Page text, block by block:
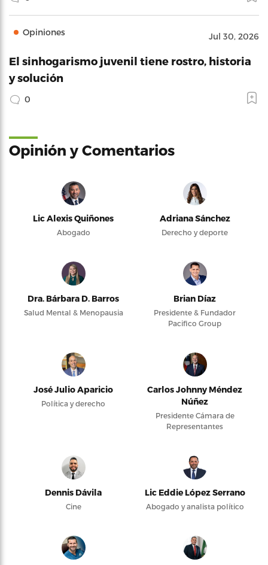
Opiniones Jul 30, 2026
El sinhogarismo juvenil tiene rostro, historia
y solución
0
Opinión y Comentarios
Lic Alexis Quiñones
Abogado
Adriana Sánchez
Derecho y deporte
Dra. Bárbara D. Barros
Salud Mental & Menopausia
Brian Díaz
Presidente & Fundador
Pacifico Group
José Julio Aparicio
Política y derecho
Carlos Johnny Méndez
Núñez
Presidente Cámara de
Representantes
Dennis Dávila
Cine
Lic Eddie López Serrano
Abogado y analista político